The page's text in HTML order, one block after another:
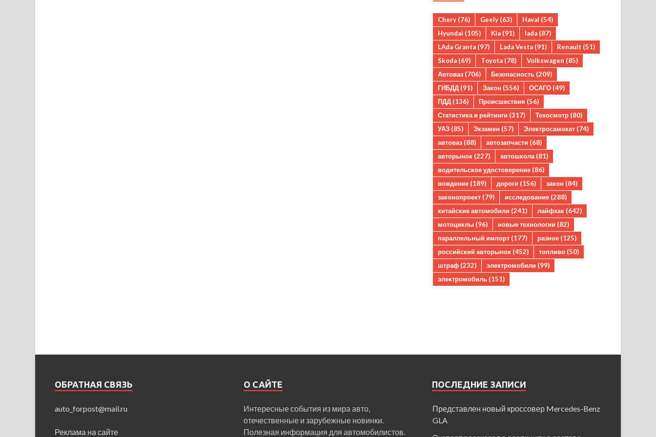
Chery (76) Geely (63) Haval (54)
Hyundai (105) Kia (91) lada (87)
LAda Granta (97) Lada Vesta (91) Renault (51)
Skoda (69) Toyota (78) Volkswagen (85)
Автоваз (706) Безопасность (209)
ГИБДД (91) Закон (556) ОСАГО (49)
ПДД (136) Происшествия (56)
Статистика и рейтинги (317) Техосмотр (80)
УАЗ (85) Экзамен (57) Электросамокат (74)
автоваз (88) автозапчасти (68)
авторынок (227) автошкола (81)
водительское удостоверение (86)
вождение (189) дороги (156) закон (84)
законопроект (79) исследование (288)
китайские автомобили (241) лайфхак (642)
мотоциклы (96) новые технологии (82)
параллельный импорт (177) разное (125)
российский авторынок (452) топливо (50)
штраф (232) электромобили (99)
электромобиль (151)
ОБРАТНАЯ СВЯЗЬ
auto_forpost@mail.ru
Реклама на сайте
О САЙТЕ
Интересные события из мира авто,
отечественные и зарубежные новинки.
Полезная информация для автомобилистов.
ПОСЛЕДНИЕ ЗАПИСИ
Представлен новый кроссовер Mercedes-Benz
GLA